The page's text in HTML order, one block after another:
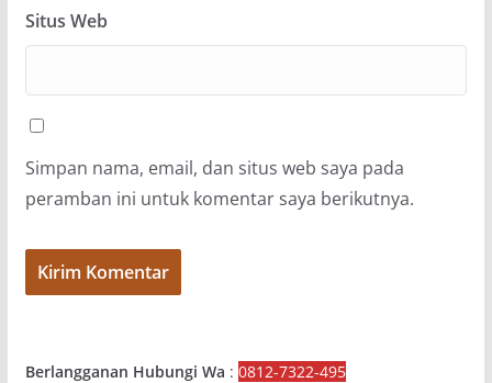
Situs Web
Simpan nama, email, dan situs web saya pada
peramban ini untuk komentar saya berikutnya.
Berlangganan Hubungi Wa : 0812-7322-495